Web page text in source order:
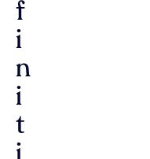
f
i
n
i
t